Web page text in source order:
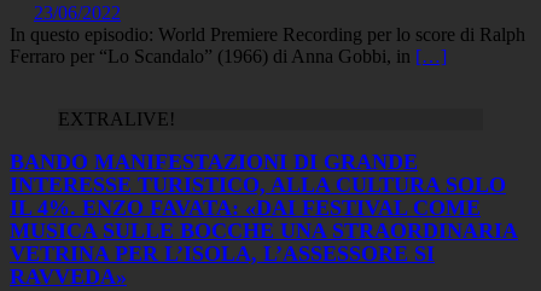
23/06/2022
In questo episodio: World Premiere Recording per lo score di Ralph
Ferraro per “Lo Scandalo” (1966) di Anna Gobbi, in […]
EXTRALIVE!
BANDO MANIFESTAZIONI DI GRANDE
INTERESSE TURISTICO, ALLA CULTURA SOLO
IL 4%. ENZO FAVATA: «DAI FESTIVAL COME
MUSICA SULLE BOCCHE UNA STRAORDINARIA
VETRINA PER L’ISOLA, L’ASSESSORE SI
RAVVEDA»